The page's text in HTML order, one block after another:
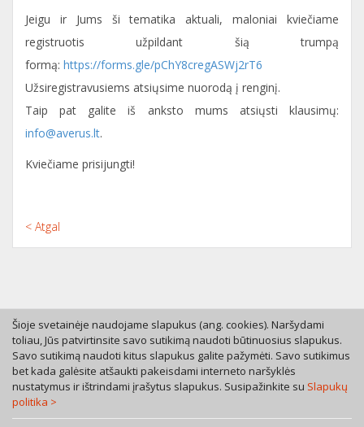
Jeigu ir Jums ši tematika aktuali, maloniai kviečiame
registruotis užpildant šią trumpą
formą: https://forms.gle/pChY8cregASWj2rT6
Užsiregistravusiems atsiųsime nuorodą į renginį.
Taip pat galite iš anksto mums atsiųsti klausimų:
info@averus.lt.
Kviečiame prisijungti!
< Atgal
Tel. +370 46 246630
Mob. +370 616 53055
A. Rotundo g. 5, LT-01400 Vilnius
Šioje svetainėje naudojame slapukus (ang. cookies). Naršydami
toliau, Jūs patvirtinsite savo sutikimą naudoti būtinuosius slapukus.
Savo sutikimą naudoti kitus slapukus galite pažymėti. Savo sutikimus
bet kada galėsite atšaukti pakeisdami interneto naršyklės
nustatymus ir ištrindami įrašytus slapukus. Susipažinkite su Slapukų
politika >